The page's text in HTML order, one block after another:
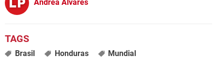
Andrea Álvares
Brasil Honduras Mundial